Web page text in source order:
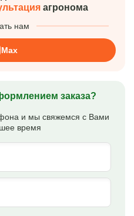
агронома
нам
Max
заказа?
и мы свяжемся с Вами
время